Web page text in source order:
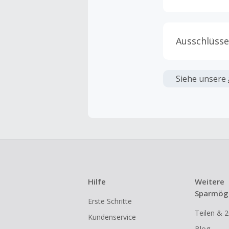
Ausschlüsse
verwendet
Händlern
Siehe unsere
Hilfe
Erste Schritte
Kundenservice
Weitere
Teilen &